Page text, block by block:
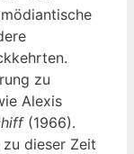
zu
Alexis
(1966).
dieser Zeit